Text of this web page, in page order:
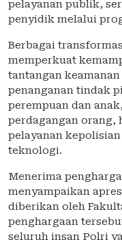
pelayanan publik,
penyidik melalui
Berbagai
memperkuat
tantangan
penanganan tindak
perempuan dan
perdagangan orang,
pelayanan
teknologi.
Menerima
menyampaikan
diberikan oleh
penghargaan
seluruh insan Polri